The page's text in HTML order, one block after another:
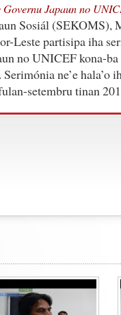
Japaun no
Sosiál (SEKOMS),
Leste partisipa iha
no UNICEF kona-
ne’e hala’o
setembru tinan